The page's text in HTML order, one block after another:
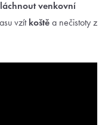
venkovní
vzít koště a nečistoty z